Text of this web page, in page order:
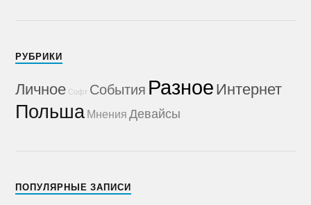
РУБРИКИ
Личное Софт События РазноеИнтернет
Польша Мнения Девайсы
ПОПУЛЯРНЫЕ ЗАПИСИ